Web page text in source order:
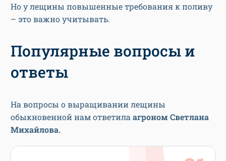
Но у лещины повышенные требования к поливу
– это важно учитывать.
Популярные вопросы и
ответы
На вопросы о выращивании лещины
обыкновенной нам ответила агроном Светлана
Михайлова.